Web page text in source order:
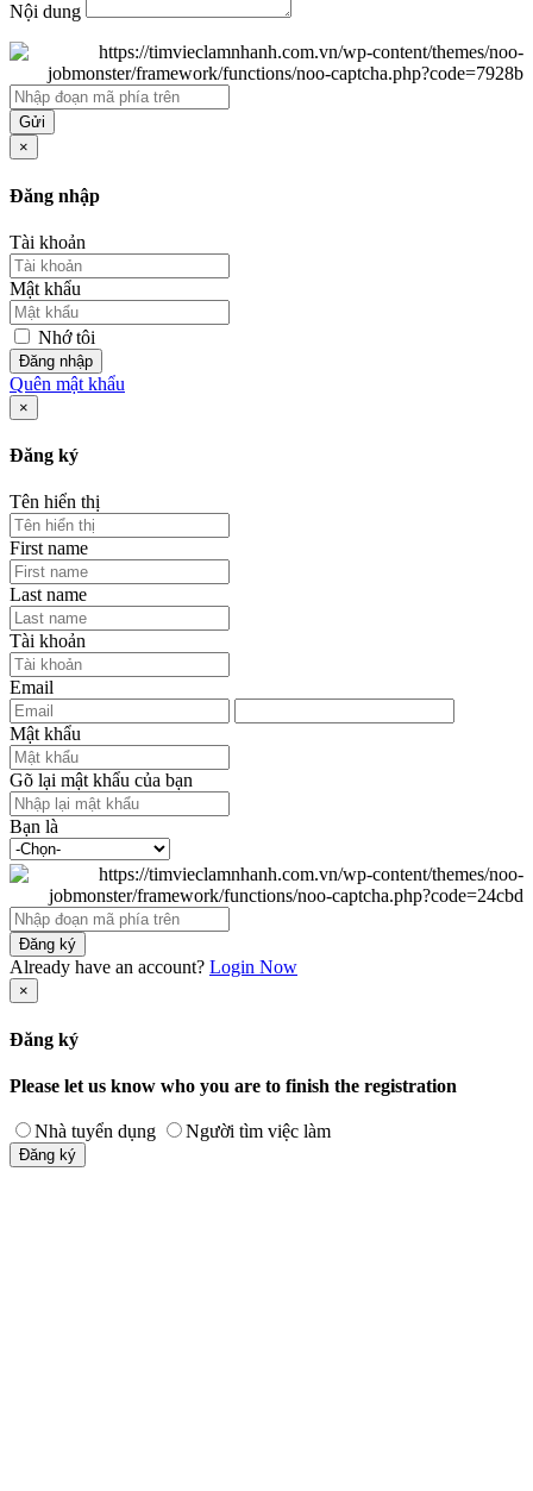
Nội dung
Gửi
×
Đăng nhập
Tài khoản
Mật khẩu
Nhớ tôi
Đăng nhập
Quên mật khẩu
×
Đăng ký
Tên hiển thị
First name
Last name
Tài khoản
Email
Mật khẩu
Gõ lại mật khẩu của bạn
Bạn là
Đăng ký
Already have an account? Login Now
×
Đăng ký
Please let us know who you are to finish the registration
Nhà tuyển dụng Người tìm việc làm
Đăng ký